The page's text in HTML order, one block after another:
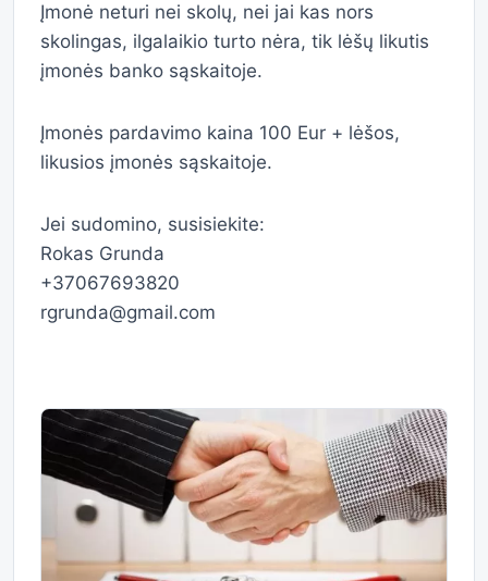
Įmonė neturi nei skolų, nei jai kas nors
skolingas, ilgalaikio turto nėra, tik lėšų likutis
įmonės banko sąskaitoje.
Įmonės pardavimo kaina 100 Eur + lėšos,
likusios įmonės sąskaitoje.
Jei sudomino, susisiekite:
Rokas Grunda
+37067693820
rgrunda@gmail.com